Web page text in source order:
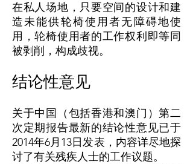
在私人场地，只要空间的设计和建
造未能供轮椅使用者无障碍地使
用，轮椅使用者的工作权利即等同
被剥削，构成歧视。
结论性意见
关于中国（包括香港和澳门）第二
次定期报告最新的结论性意见已于
2014年6月13日发表，内容详尽地探
讨了有关残疾人士的工作议题。